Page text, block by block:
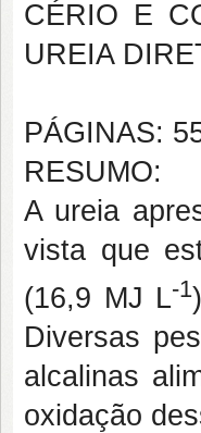
CÉRIO E
UREIA
PÁGINAS:
RESUMO:
A ureia
vista que
(16,9 MJ L­-1
Diversas
alcalinas
oxidação